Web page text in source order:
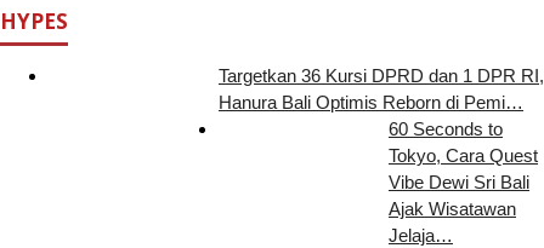
HYPES
Targetkan 36 Kursi DPRD dan 1 DPR RI,
Hanura Bali Optimis Reborn di Pemi…
60 Seconds to
Tokyo, Cara Quest
Vibe Dewi Sri Bali
Ajak Wisatawan
Jelaja…